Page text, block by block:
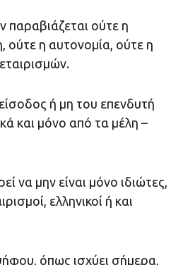
παραβιάζεται ούτε η
ούτε η αυτονομία, ούτε η
ή μη του επενδυτή
και μόνο από τα μέλη –
να μην είναι μόνο ιδιώτες,
ελληνικοί ή και
όπως ισχύει σήμερα,